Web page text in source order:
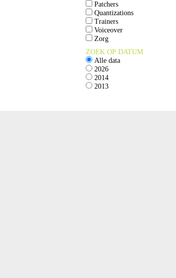
Patchers
Quantizations
Trainers
Voiceover
Zorg
ZOEK OP DATUM
Alle data
2026
2014
2013